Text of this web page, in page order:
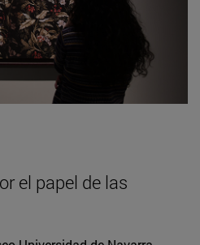
el papel de las